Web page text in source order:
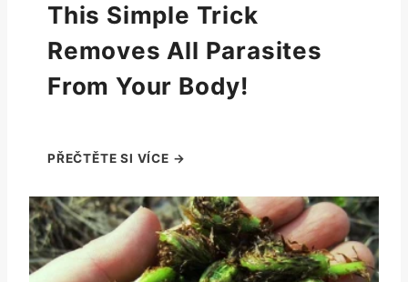
This Simple Trick
Removes All Parasites
From Your Body!